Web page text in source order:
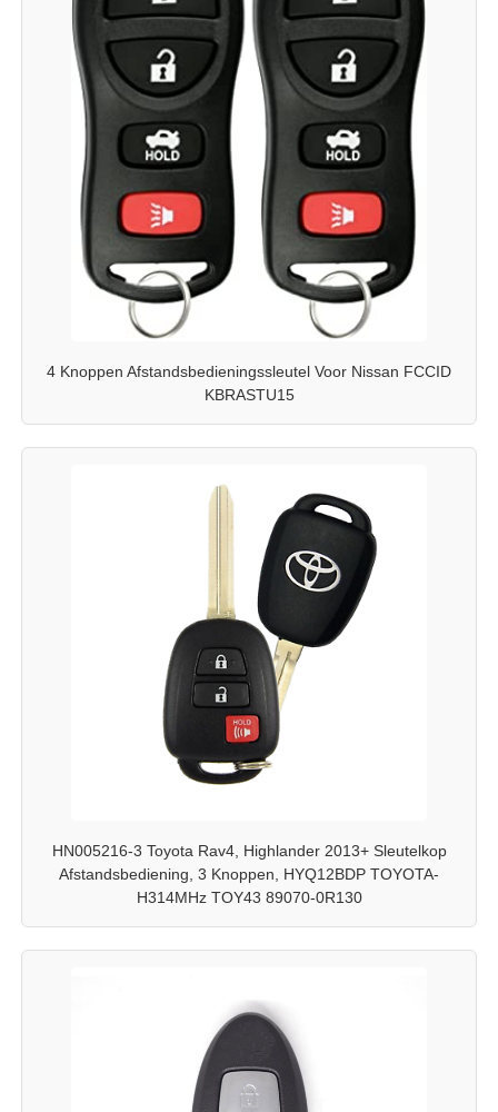
4 Knoppen Afstandsbedieningssleutel Voor Nissan FCCID
KBRASTU15
HN005216-3 Toyota Rav4, Highlander 2013+ Sleutelkop
Afstandsbediening, 3 Knoppen, HYQ12BDP TOYOTA-
H314MHz TOY43 89070-0R130